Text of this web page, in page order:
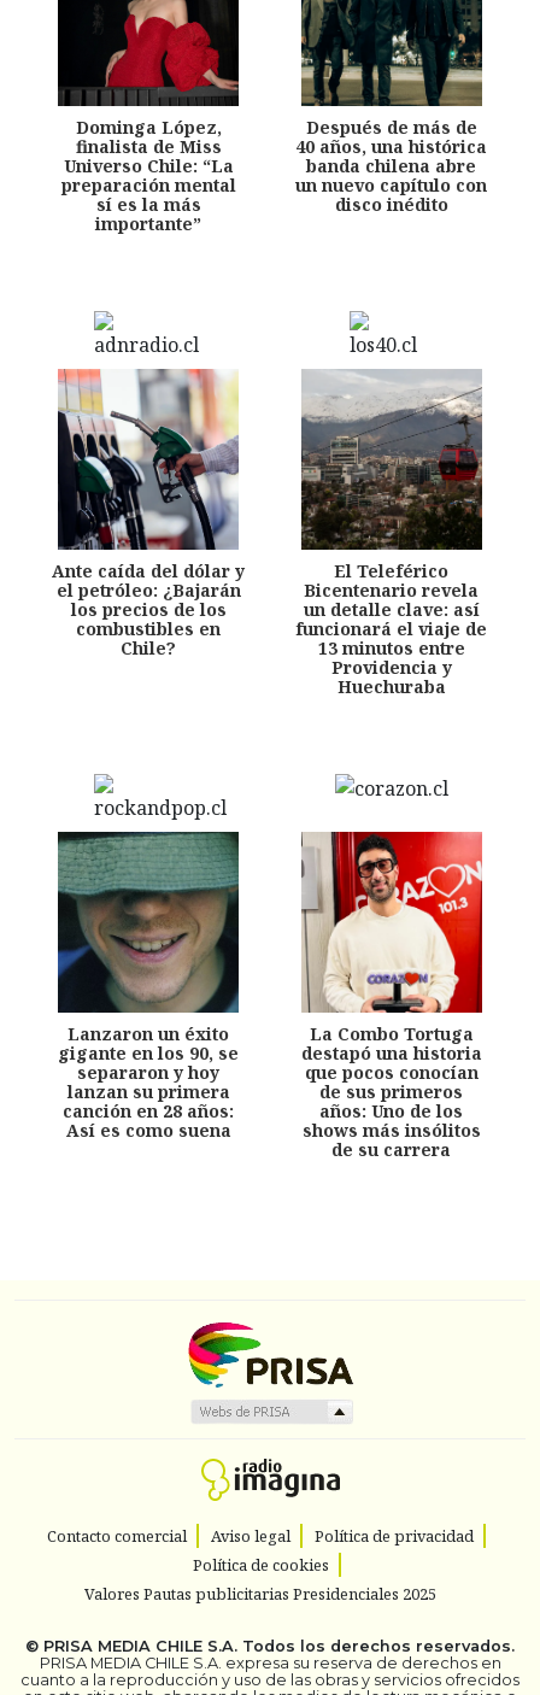
Dominga López,
finalista de Miss
Universo Chile: “La
preparación mental
sí es la más
importante”
Después de más de
40 años, una histórica
banda chilena abre
un nuevo capítulo con
disco inédito
Ante caída del dólar y
el petróleo: ¿Bajarán
los precios de los
combustibles en
Chile?
El Teleférico
Bicentenario revela
un detalle clave: así
funcionará el viaje de
13 minutos entre
Providencia y
Huechuraba
Lanzaron un éxito
gigante en los 90, se
separaron y hoy
lanzan su primera
canción en 28 años:
Así es como suena
La Combo Tortuga
destapó una historia
que pocos conocían
de sus primeros
años: Uno de los
shows más insólitos
de su carrera
Contacto comercial Aviso legal
Política de privacidad
Política de cookies
Valores Pautas publicitarias Presidenciales 2025
© PRISA MEDIA CHILE S.A. Todos los derechos reservados.
PRISA MEDIA CHILE S.A. expresa su reserva de derechos en
cuanto a la reproducción y uso de las obras y servicios ofrecidos